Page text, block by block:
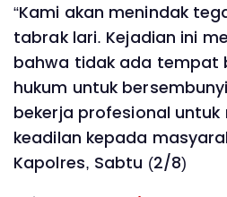
“Kami akan menindak
tabrak lari. Kejadian ini
bahwa tidak ada tempat
hukum untuk
bekerja profesional
keadilan kepada
Kapolres, Sabtu (2/8)